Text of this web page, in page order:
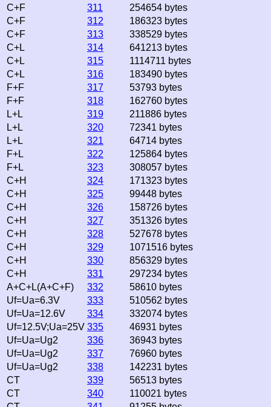
C+F
311
254654 bytes
C+F
312
186323 bytes
C+F
313
338529 bytes
C+L
314
641213 bytes
C+L
315
1114711 bytes
C+L
316
183490 bytes
F+F
317
53793 bytes
F+F
318
162760 bytes
L+L
319
211886 bytes
L+L
320
72341 bytes
L+L
321
64714 bytes
F+L
322
125864 bytes
F+L
323
308057 bytes
C+H
324
171323 bytes
C+H
325
99448 bytes
C+H
326
158726 bytes
C+H
327
351326 bytes
C+H
328
527678 bytes
C+H
329
1071516 bytes
C+H
330
856329 bytes
C+H
331
297234 bytes
A+C+L(A+C+F)
332
58610 bytes
Uf=Ua=6.3V
333
510562 bytes
Uf=Ua=12.6V
334
332074 bytes
Uf=12.5V;Ua=25V 335
46931 bytes
Uf=Ua=Ug2
336
36943 bytes
Uf=Ua=Ug2
337
76960 bytes
Uf=Ua=Ug2
338
142231 bytes
CT
339
56513 bytes
CT
340
110021 bytes